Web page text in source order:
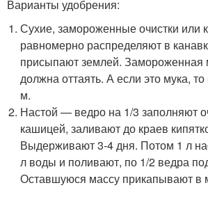
Варианты удобрения:
Сухие, замороженные очистки или
равномерно распределяют в
присыпают землей. Замороженная
должна оттаять. А если это мука, то
м.
Настой — ведро на 1/3 заполняют
кашицей, заливают до краев
Выдерживают 3-4 дня. Потом 1 л
л воды и поливают, по 1/2 ведра
Оставшуюся массу прикапывают в